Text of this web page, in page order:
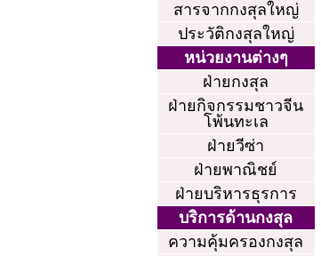
สารจากกงสุลใหญ่
ประวัติกงสุลใหญ่
หน่วยงานต่างๆ
ฝ่ายกงสุล
ฝ่ายกิจกรรมชาวจีน
โพ้นทะเล
ฝ่ายวีซ่า
ฝ่ายพาณิชย์
ฝ่ายบริหารธุรการ
บริการด้านกงสุล
ความคุ้มครองกงสุล